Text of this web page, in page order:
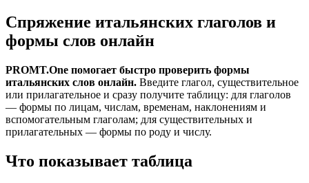
Спряжение итальянских глаголов и
формы слов онлайн
PROMT.One помогает быстро проверить формы
итальянских слов онлайн. Введите глагол, существительное
или прилагательное и сразу получите таблицу: для глаголов
— формы по лицам, числам, временам, наклонениям и
вспомогательным глаголам; для существительных и
прилагательных — формы по роду и числу.
Что показывает таблица